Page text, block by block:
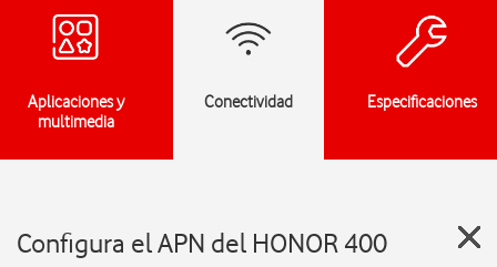
Aplicaciones y
multimedia
Conectividad Especificaciones
Configura el APN del HONOR 400